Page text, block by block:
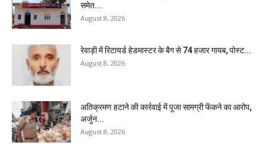
समेत...
August 8, 2026
रेवाड़ी में रिटायर्ड हेडमास्टर के बैग से ₹74 हजार गायब, पोस्ट...
August 8, 2026
अतिक्रमण हटाने की कार्रवाई में पूजा सामग्री फेंकने का आरोप,
अर्जुन...
August 8, 2026